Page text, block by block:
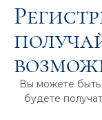
Вы можете быть
будете